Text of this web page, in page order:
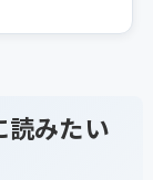
読みたい